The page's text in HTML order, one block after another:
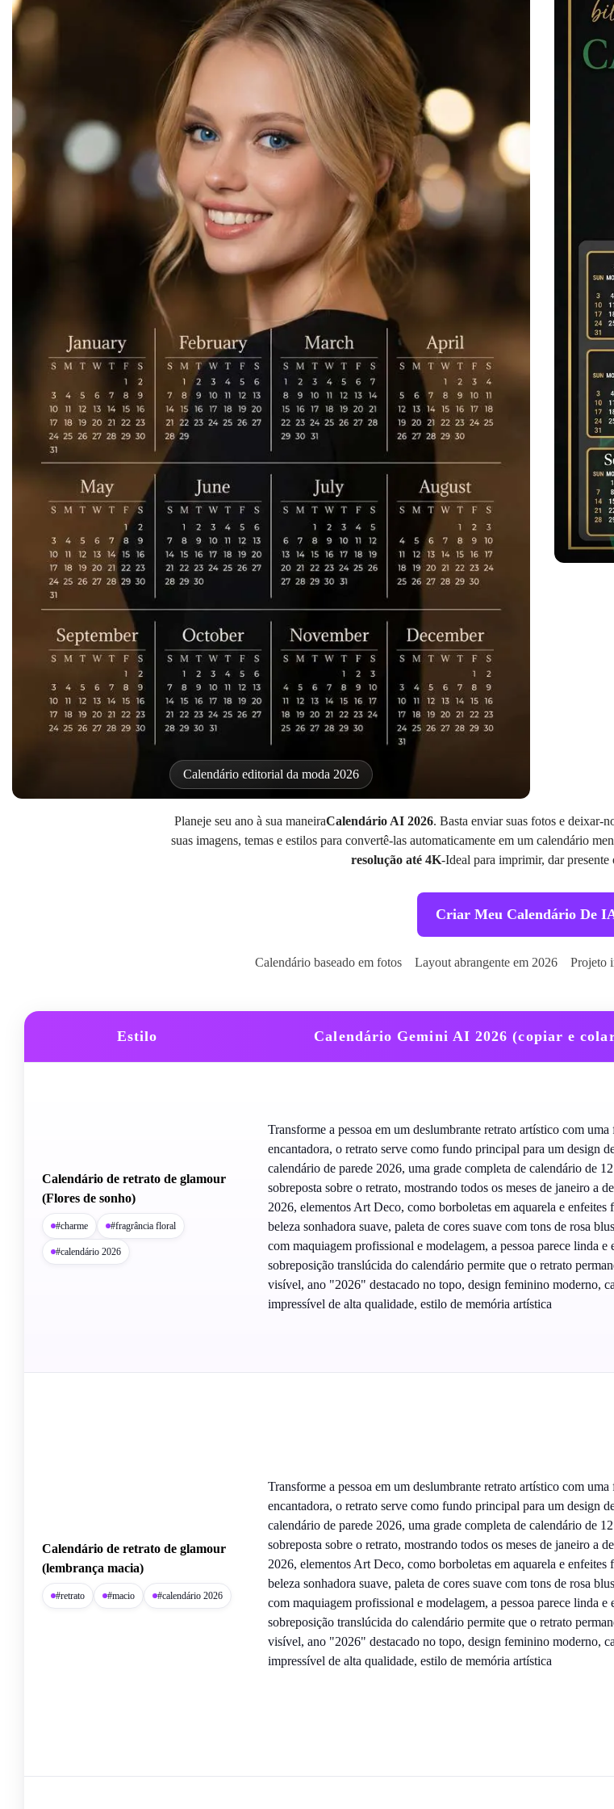
Calendário editorial da moda 2026
Planeje seu ano à sua maneiraCalendário AI 2026. Basta enviar suas fotos e deixar-
suas imagens, temas e estilos para convertê-las automaticamente em um calendário
resolução até 4K-Ideal para imprimir, dar presente
Criar Meu Calendário De
Calendário baseado em fotos Layout abrangente em 2026 Projeto
Estilo Calendário Gemini AI 2026 (copiar e
Calendário de retrato de glamour
(Flores de sonho)
#charme #fragrância floral
#calendário 2026
Transforme a pessoa em um deslumbrante retrato artístico com uma
encantadora, o retrato serve como fundo principal para um design
calendário de parede 2026, uma grade completa de calendário de 12
sobreposta sobre o retrato, mostrando todos os meses de janeiro a
2026, elementos Art Deco, como borboletas em aquarela e enfeites
beleza sonhadora suave, paleta de cores suave com tons de rosa
com maquiagem profissional e modelagem, a pessoa parece linda e
sobreposição translúcida do calendário permite que o retrato
visível, ano "2026" destacado no topo, design feminino moderno,
impressível de alta qualidade, estilo de memória artística
Calendário de retrato de glamour
(lembrança macia)
#retrato #macio #calendário 2026
Transforme a pessoa em um deslumbrante retrato artístico com uma
encantadora, o retrato serve como fundo principal para um design
calendário de parede 2026, uma grade completa de calendário de 12
sobreposta sobre o retrato, mostrando todos os meses de janeiro a
2026, elementos Art Deco, como borboletas em aquarela e enfeites
beleza sonhadora suave, paleta de cores suave com tons de rosa
com maquiagem profissional e modelagem, a pessoa parece linda e
sobreposição translúcida do calendário permite que o retrato
visível, ano "2026" destacado no topo, design feminino moderno,
impressível de alta qualidade, estilo de memória artística